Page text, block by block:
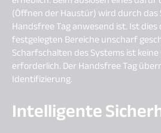
(Öffnen der Haustür) wird durch
Handsfree Tag anwesend ist. Ist
festgelegten Bereiche unscharf
Scharfschalten des Systems ist
erforderlich. Der Handsfree Tag
Identifizierung.
Intelligente